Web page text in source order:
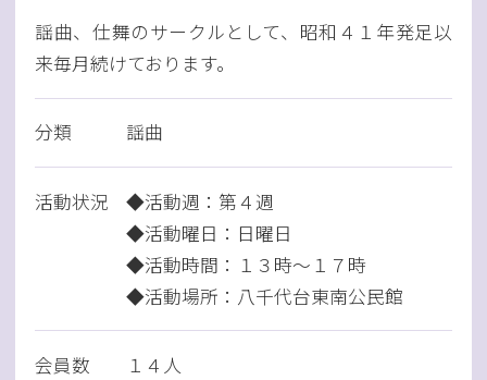
謡曲、仕舞のサークルとして、昭和４１年発足以
来毎月続けております。
分類 謡曲
活動状況
◆活動週：第４週
◆活動曜日：日曜日
◆活動時間：１３時～１７時
◆活動場所：八千代台東南公民館
会員数 １４人